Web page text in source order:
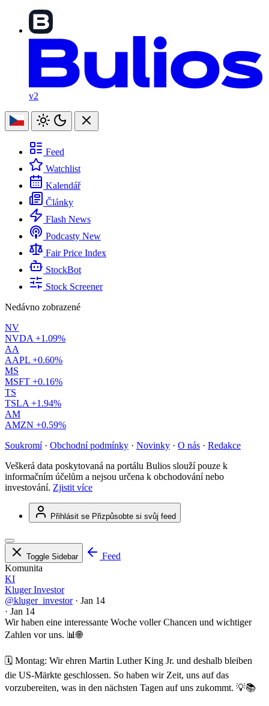
v2
Feed
Watchlist
Kalendář
Články
Flash News
Podcasty New
Fair Price Index
StockBot
Stock Screener
Nedávno zobrazené
NV
NVDA +1.09%
AA
AAPL +0.60%
MS
MSFT +0.16%
TS
TSLA +1.94%
AM
AMZN +0.59%
Soukromí · Obchodní podmínky · Novinky · O nás · Redakce
Veškerá data poskytovaná na portálu Bulios slouží pouze k
informačním účelům a nejsou určena k obchodování nebo
investování. Zjistit více
Přihlásit se Přizpůsobte si svůj feed
Toggle Sidebar
Feed
Komunita
KI
Kluger Investor
@kluger_investor · Jan 14
· Jan 14
Wir haben eine interessante Woche voller Chancen und wichtiger
Zahlen vor uns. 📊🌐
🗓️ Montag: Wir ehren Martin Luther King Jr. und deshalb bleiben
die US-Märkte geschlossen. So haben wir Zeit, uns auf das
vorzubereiten, was in den nächsten Tagen auf uns zukommt. 💡📚